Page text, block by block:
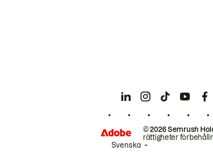
© 2026 Semrush
rättigheter
Svenska